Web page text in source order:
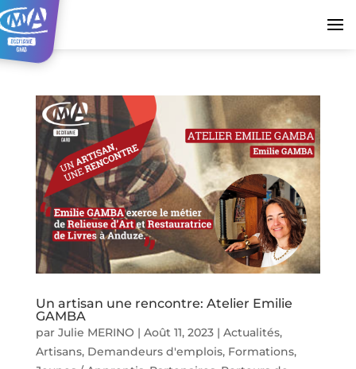
Un artisan une rencontre: Atelier Emilie
GAMBA
par Julie MERINO | Août 11, 2023| Actualités,
Artisans, Demandeurs d'emplois, Formations,